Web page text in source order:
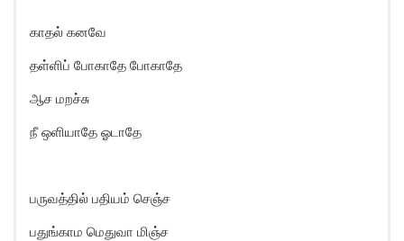
காதல் கனவே
தள்ளிப் போகாதே போகாதே
ஆச மறச்சு
நீ ஒளியாதே ஓடாதே
பருவத்தில் பதியம் செஞ்ச
பதுங்காம மெதுவா மிஞ்ச